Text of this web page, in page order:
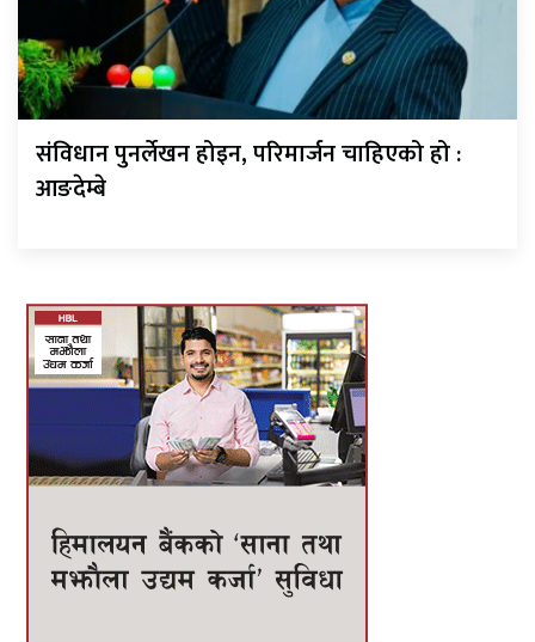
संविधान पुनर्लेखन होइन, परिमार्जन चाहिएको हो :
आङदेम्बे